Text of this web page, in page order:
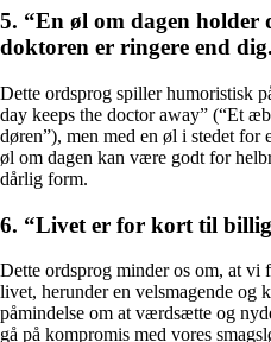
5. “En øl om dagen
doktoren er ringere end
Dette ordsprog spiller humoristisk
day keeps the doctor away” (“Et
døren”), men med en øl i stedet
øl om dagen kan være godt for
dårlig form.
6. “Livet er for kort til
Dette ordsprog minder os om, at vi
livet, herunder en velsmagende og
påmindelse om at værdsætte og
gå på kompromis med vores